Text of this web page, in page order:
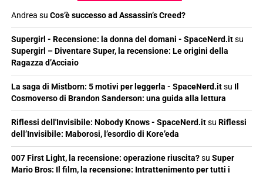
Andrea su Cos’è successo ad Assassin’s Creed?
Supergirl - Recensione: la donna del domani - SpaceNerd.itsu
Supergirl – Diventare Super, la recensione: Le origini della
Ragazza d’Acciaio
La saga di Mistborn: 5 motivi per leggerla - SpaceNerd.itsu Il
Cosmoverso di Brandon Sanderson: una guida alla lettura
Riflessi dell'Invisibile: Nobody Knows - SpaceNerd.itsu Riflessi
dell’Invisibile: Maborosi, l’esordio di Kore’eda
007 First Light, la recensione: operazione riuscita?su Super
Mario Bros: Il film, la recensione: Intrattenimento per tutti i